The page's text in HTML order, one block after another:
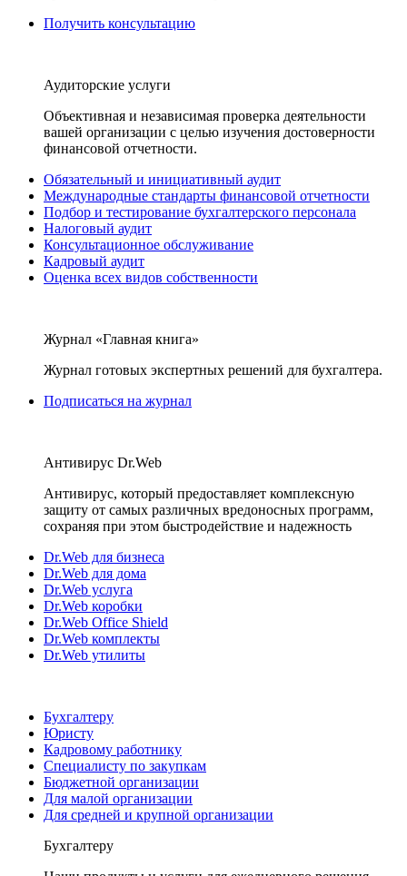
Получить консультацию
Аудиторские услуги
Объективная и независимая проверка деятельности
вашей организации с целью изучения достоверности
финансовой отчетности.
Обязательный и инициативный аудит
Международные стандарты финансовой отчетности
Подбор и тестирование бухгалтерского персонала
Налоговый аудит
Консультационное обслуживание
Кадровый аудит
Оценка всех видов собственности
Журнал «Главная книга»
Журнал готовых экспертных решений для бухгалтера.
Подписаться на журнал
Антивирус Dr.Web
Антивирус, который предоставляет комплексную
защиту от самых различных вредоносных программ,
сохраняя при этом быстродействие и надежность
Dr.Web для бизнеса
Dr.Web для дома
Dr.Web услуга
Dr.Web коробки
Dr.Web Office Shield
Dr.Web комплекты
Dr.Web утилиты
Бухгалтеру
Юристу
Кадровому работнику
Специалисту по закупкам
Бюджетной организации
Для малой организации
Для средней и крупной организации
Бухгалтеру